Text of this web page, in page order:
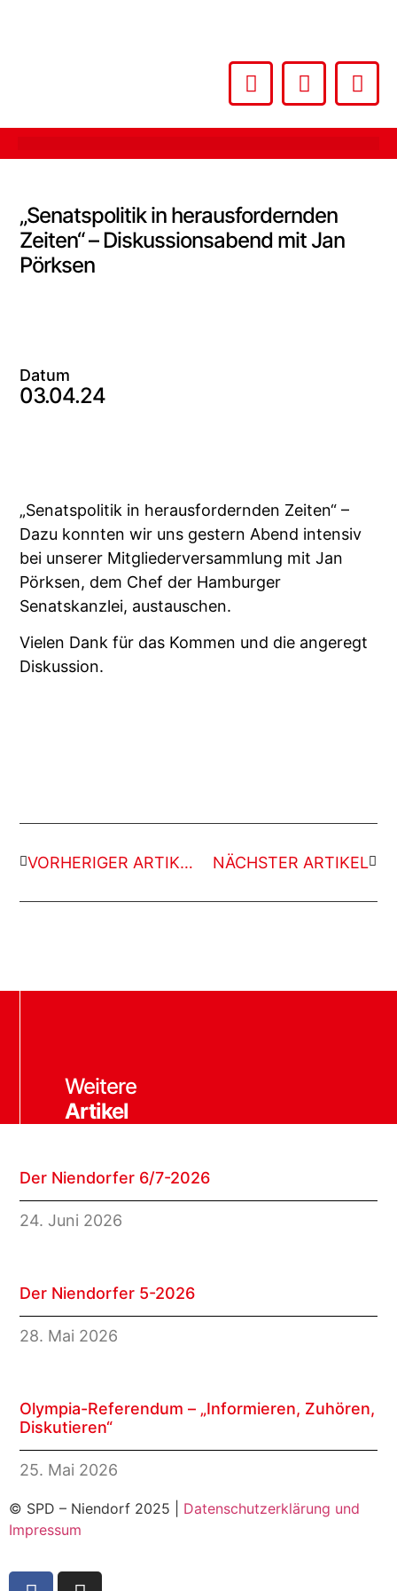
„Senatspolitik in herausfordernden
Zeiten“ – Diskussionsabend mit Jan
Pörksen
Datum
03.04.24
„Senatspolitik in herausfordernden Zeiten“ –
Dazu konnten wir uns gestern Abend intensiv
bei unserer Mitgliederversammlung mit Jan
Pörksen, dem Chef der Hamburger
Senatskanzlei, austauschen.
Vielen Dank für das Kommen und die angeregt
Diskussion.
VORHERIGER ARTIKEL NÄCHSTER ARTIKEL
Weitere
Artikel
Der Niendorfer 6/7-2026
24. Juni 2026
Der Niendorfer 5-2026
28. Mai 2026
Olympia-Referendum – „Informieren, Zuhören,
Diskutieren“
25. Mai 2026
© SPD – Niendorf 2025 | Datenschutzerklärung und
Impressum